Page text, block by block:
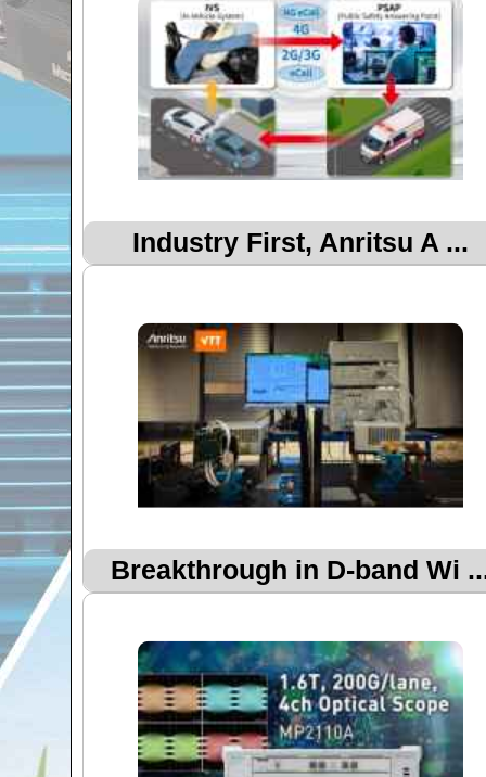
Industry First, Anritsu A ...
Breakthrough in D-band Wi